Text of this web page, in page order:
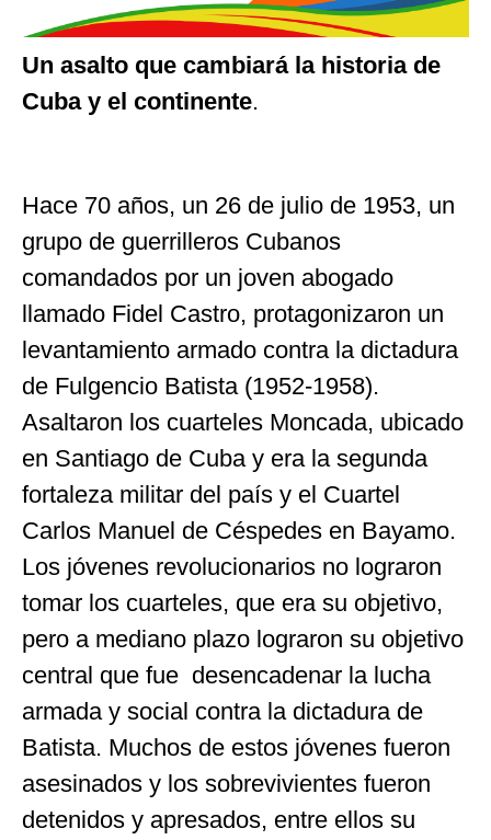
Un asalto que cambiará la historia de
Cuba y el continente.
Hace 70 años, un 26 de julio de 1953, un
grupo de guerrilleros Cubanos
comandados por un joven abogado
llamado Fidel Castro, protagonizaron un
levantamiento armado contra la dictadura
de Fulgencio Batista (1952-1958).
Asaltaron los cuarteles Moncada, ubicado
en Santiago de Cuba y era la segunda
fortaleza militar del país y el Cuartel
Carlos Manuel de Céspedes en Bayamo.
Los jóvenes revolucionarios no lograron
tomar los cuarteles, que era su objetivo,
pero a mediano plazo lograron su objetivo
central que fue desencadenar la lucha
armada y social contra la dictadura de
Batista. Muchos de estos jóvenes fueron
asesinados y los sobrevivientes fueron
detenidos y apresados, entre ellos su